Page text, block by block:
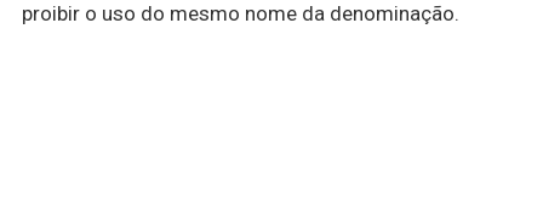
proibir o uso do mesmo nome da denominação.